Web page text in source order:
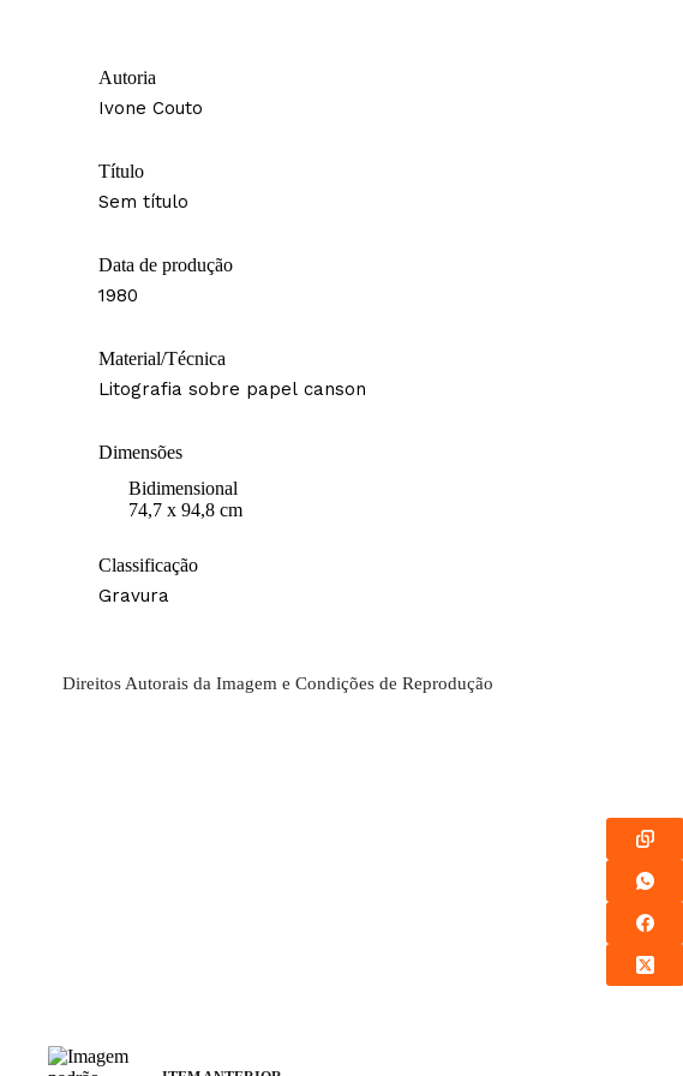
Autoria
Ivone Couto
Título
Sem título
Data de produção
1980
Material/Técnica
Litografia sobre papel canson
Dimensões
Bidimensional
74,7 x 94,8 cm
Classificação
Gravura
Direitos Autorais da Imagem e Condições de Reprodução